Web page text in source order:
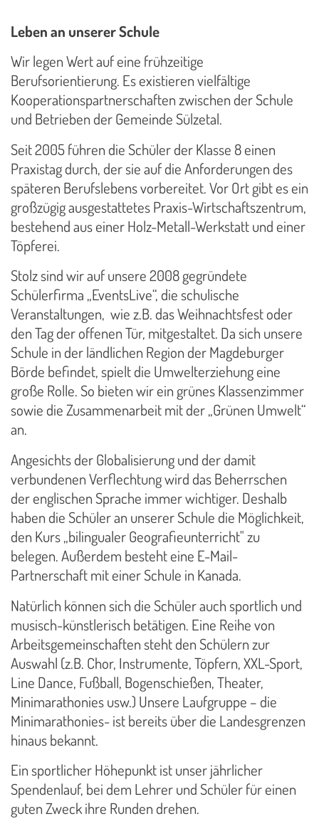
Leben an unserer Schule
Wir legen Wert auf eine frühzeitige
Berufsorientierung. Es existieren vielfältige
Kooperationspartnerschaften zwischen der Schule
und Betrieben der Gemeinde Sülzetal.
Seit 2005 führen die Schüler der Klasse 8 einen
Praxistag durch, der sie auf die Anforderungen des
späteren Berufslebens vorbereitet. Vor Ort gibt es ein
großzügig ausgestattetes Praxis-Wirtschaftszentrum,
bestehend aus einer Holz-Metall-Werkstatt und einer
Töpferei.
Stolz sind wir auf unsere 2008 gegründete
Schülerfirma „EventsLive“, die schulische
Veranstaltungen, wie z.B. das Weihnachtsfest oder
den Tag der offenen Tür, mitgestaltet. Da sich unsere
Schule in der ländlichen Region der Magdeburger
Börde befindet, spielt die Umwelterziehung eine
große Rolle. So bieten wir ein grünes Klassenzimmer
sowie die Zusammenarbeit mit der „Grünen Umwelt“
an.
Angesichts der Globalisierung und der damit
verbundenen Verflechtung wird das Beherrschen
der englischen Sprache immer wichtiger. Deshalb
haben die Schüler an unserer Schule die Möglichkeit,
den Kurs „bilingualer Geografieunterricht" zu
belegen. Außerdem besteht eine E-Mail-
Partnerschaft mit einer Schule in Kanada.
Natürlich können sich die Schüler auch sportlich und
musisch-künstlerisch betätigen. Eine Reihe von
Arbeitsgemeinschaften steht den Schülern zur
Auswahl (z.B. Chor, Instrumente, Töpfern, XXL-Sport,
Line Dance, Fußball, Bogenschießen, Theater,
Minimarathonies usw.) Unsere Laufgruppe – die
Minimarathonies- ist bereits über die Landesgrenzen
hinaus bekannt.
Ein sportlicher Höhepunkt ist unser jährlicher
Spendenlauf, bei dem Lehrer und Schüler für einen
guten Zweck ihre Runden drehen.